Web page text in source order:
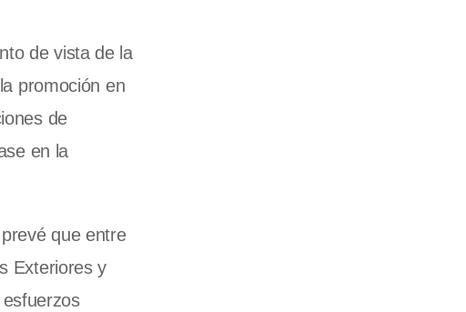
de vista de la
promoción en
de
en la
que entre
Exteriores y